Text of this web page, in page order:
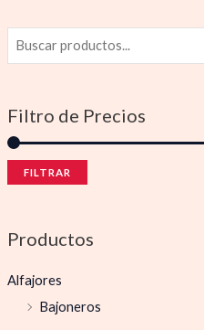
Filtro de Precios
FILTRAR
Productos
Alfajores
Bajoneros